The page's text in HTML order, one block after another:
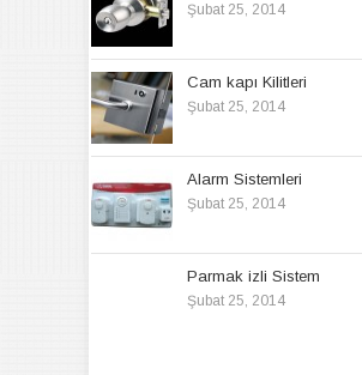
Şubat 25, 2014
Cam kapı Kilitleri
Şubat 25, 2014
Alarm Sistemleri
Şubat 25, 2014
Parmak izli Sistem
Şubat 25, 2014